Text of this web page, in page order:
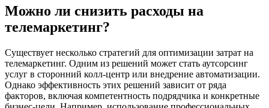
Можно ли снизить расходы на
телемаркетинг?
Существует несколько стратегий для оптимизации затрат на
телемаркетинг. Одним из решений может стать аутсорсинг
услуг в сторонний колл-центр или внедрение автоматизации.
Однако эффективность этих решений зависит от ряда
факторов, включая компетентность подрядчика и конкретные